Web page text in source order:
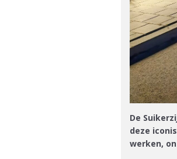
De
deze
werken,